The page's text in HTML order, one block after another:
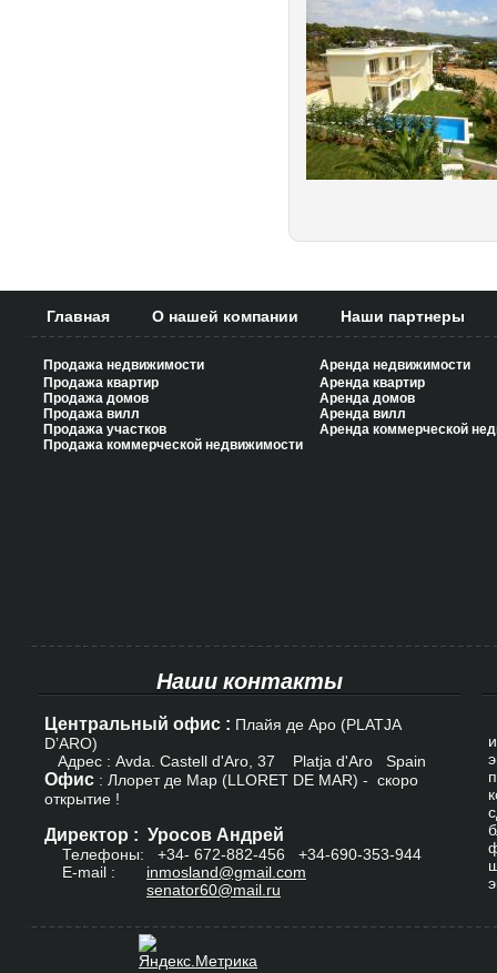
Главная О нашей компании Наши партнеры
Продажа недвижимости
Продажа квартир
Продажа домов
Продажа вилл
Продажа участков
Продажа коммерческой недвижимости
Аренда недвижимости
Аренда квартир
Аренда домов
Аренда вилл
Аренда коммерческой
Наши контакты
Центральный офис : Плайя де Аро (PLATJA
D’ARO)
Адрес : Avda. Castell d'Aro, 37 Platja d'Aro Spain
Офис : Ллорет де Мар (LLORET DE MAR) - скоро
открытие !
Директор : Уросов Андрей
Телефоны: +34- 672-882-456
+34-690-353-944
E-mail : inmosland@gmail.com
senator60@mail.ru